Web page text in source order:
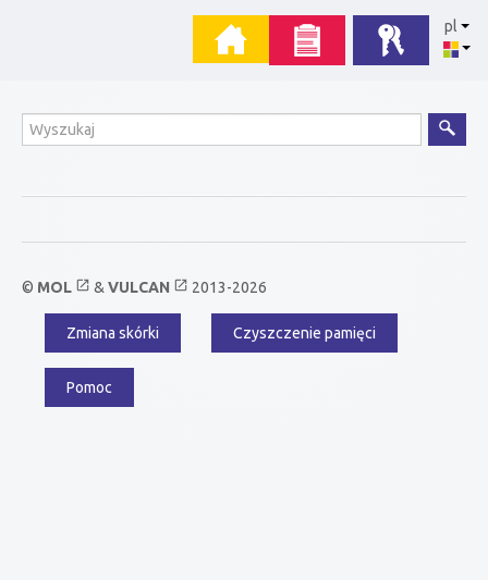
pl
Wyszukiwanie
© MOL open_in_new & VULCAN open_in_new 2013-2026
Menu
dodatkowe
Zmiana skórki Czyszczenie pamięci
Pomoc